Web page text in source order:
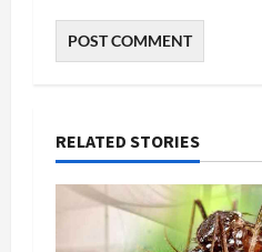
RELATED STORIES